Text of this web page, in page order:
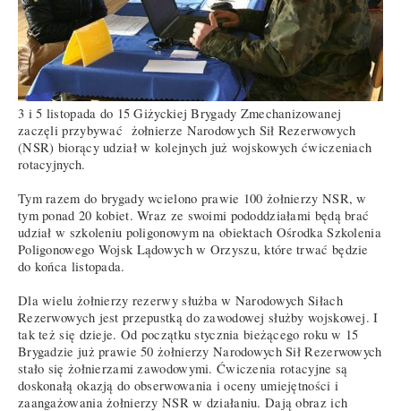
3 i 5 listopada do 15 Giżyckiej Brygady Zmechanizowanej
zaczęli przybywać żołnierze Narodowych Sił Rezerwowych
(NSR) biorący udział w kolejnych już wojskowych ćwiczeniach
rotacyjnych.
Tym razem do brygady wcielono prawie 100 żołnierzy NSR, w
tym ponad 20 kobiet. Wraz ze swoimi pododdziałami będą brać
udział w szkoleniu poligonowym na obiektach Ośrodka Szkolenia
Poligonowego Wojsk Lądowych w Orzyszu, które trwać będzie
do końca listopada.
Dla wielu żołnierzy rezerwy służba w Narodowych Siłach
Rezerwowych jest przepustką do zawodowej służby wojskowej. I
tak też się dzieje. Od początku stycznia bieżącego roku w 15
Brygadzie już prawie 50 żołnierzy Narodowych Sił Rezerwowych
stało się żołnierzami zawodowymi. Ćwiczenia rotacyjne są
doskonałą okazją do obserwowania i oceny umiejętności i
zaangażowania żołnierzy NSR w działaniu. Dają obraz ich